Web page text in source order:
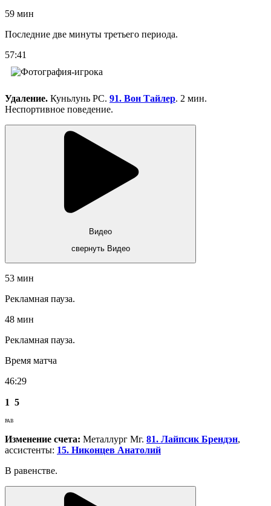
59 мин
Последние две минуты третьего периода.
57:41
Удаление. Куньлунь РС. 91. Вон Тайлер. 2 мин.
Неспортивное поведение.
Видео
свернуть Видео
53 мин
Рекламная пауза.
48 мин
Рекламная пауза.
Время матча
46:29
1 5
РАВ
Изменение счета: Металлург Мг. 81. Лайпсик Брендэн,
ассистенты: 15. Никонцев Анатолий
В равенстве.